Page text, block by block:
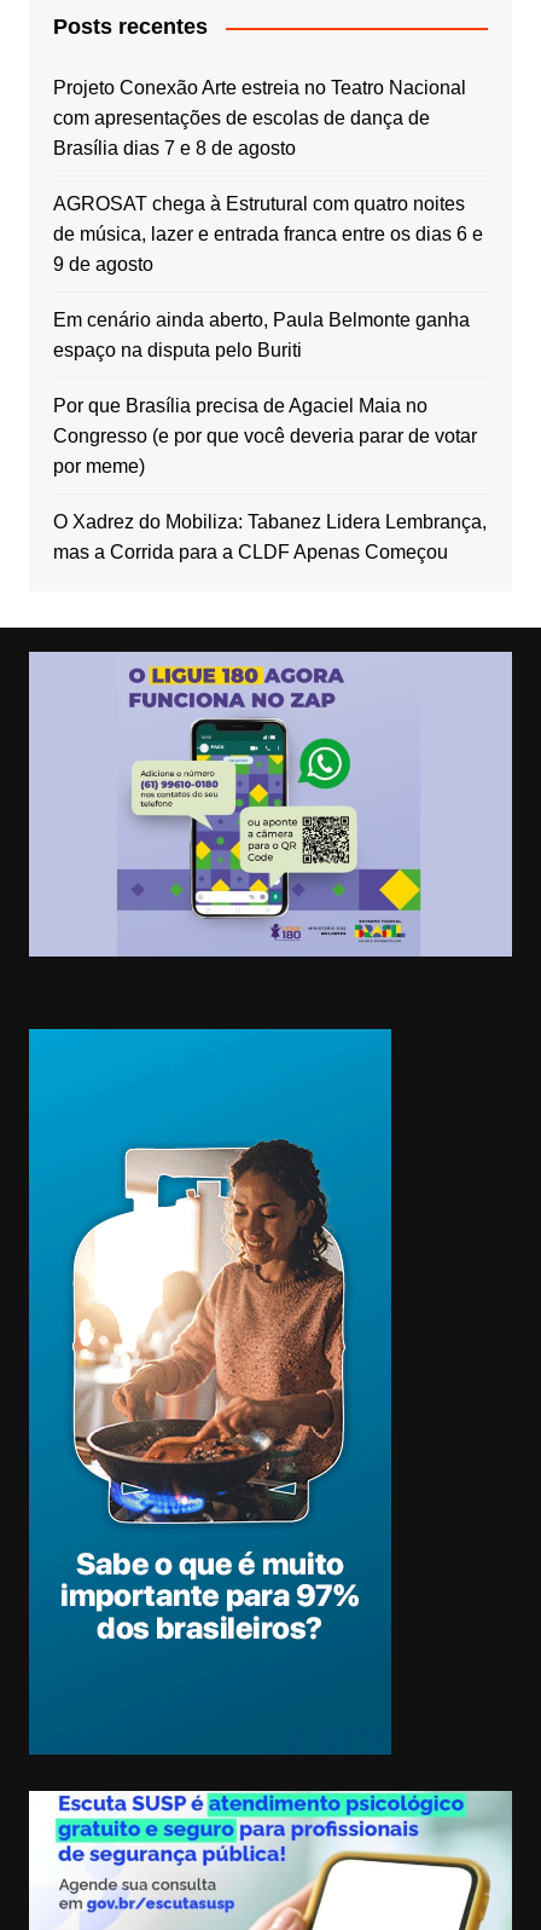
Posts recentes
Projeto Conexão Arte estreia no Teatro Nacional
com apresentações de escolas de dança de
Brasília dias 7 e 8 de agosto
AGROSAT chega à Estrutural com quatro noites
de música, lazer e entrada franca entre os dias 6 e
9 de agosto
Em cenário ainda aberto, Paula Belmonte ganha
espaço na disputa pelo Buriti
Por que Brasília precisa de Agaciel Maia no
Congresso (e por que você deveria parar de votar
por meme)
O Xadrez do Mobiliza: Tabanez Lidera Lembrança,
mas a Corrida para a CLDF Apenas Começou